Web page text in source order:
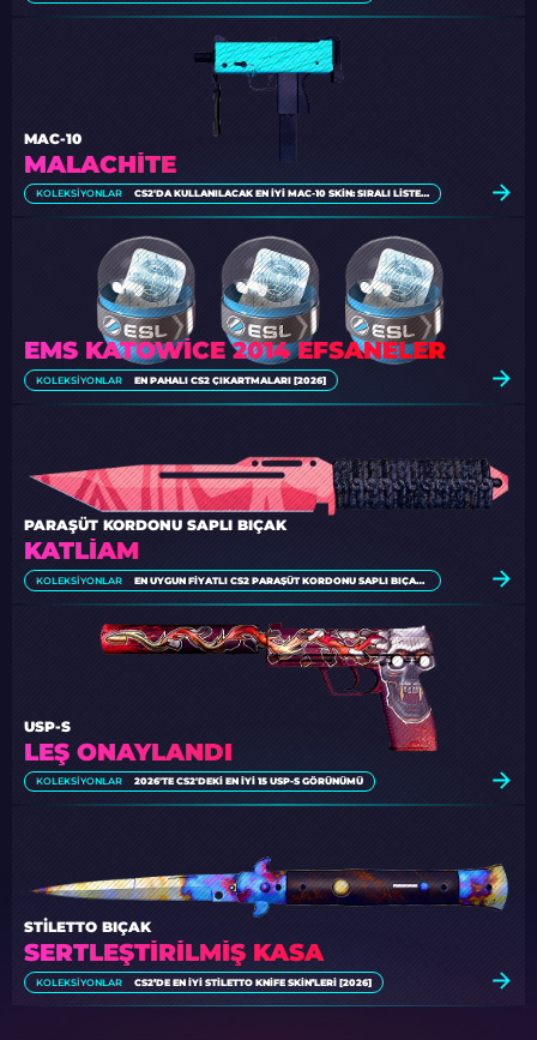
MALACHITE
MAC-10
KOLEKSIYONLAR CS2'DA KULLANILACAK EN İYI MAC-10 SKIN: SIRALI LISTE [2026]
EMS KATOWICE 2014 EFSANELER
KOLEKSIYONLAR EN PAHALI CS2 ÇIKARTMALARI [2026]
KATLIAM
PARAŞÜT KORDONU SAPLI BIÇAK
KOLEKSIYONLAR EN UYGUN FIYATLI CS2 PARAŞÜT KORDONU SAPLI BIÇAK SKINLERI
LEŞ ONAYLANDI
USP-S
KOLEKSIYONLAR 2026'TE CS2'DEKI EN İYI 15 USP-S GÖRÜNÜMÜ
SERTLEŞTIRILMIŞ KASA
STILETTO BIÇAK
KOLEKSIYONLAR CS2’DE EN İYI STILETTO KNIFE SKIN’LERI [2026]